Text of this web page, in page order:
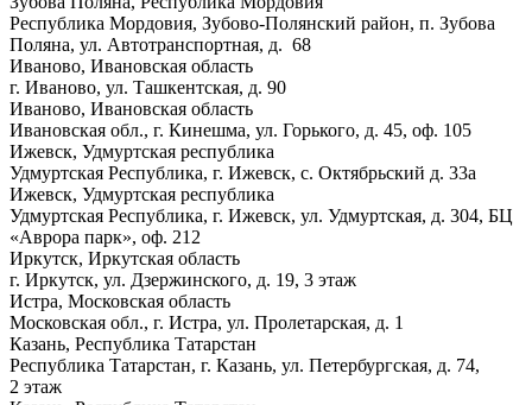
Республика Мордовия, Зубово-Полянский район, п. Зубова
Поляна, ул. Автотранспортная, д. 68
Иваново, Ивановская область
г. Иваново, ул. Ташкентская, д. 90
Иваново, Ивановская область
Ивановская обл., г. Кинешма, ул. Горького, д. 45, оф. 105
Ижевск, Удмуртская республика
Удмуртская Республика, г. Ижевск, с. Октябрьский д. 33а
Ижевск, Удмуртская республика
Удмуртская Республика, г. Ижевск, ул. Удмуртская, д. 304, БЦ
«Аврора парк», оф. 212
Иркутск, Иркутская область
г. Иркутск, ул. Дзержинского, д. 19, 3 этаж
Истра, Московская область
Московская обл., г. Истра, ул. Пролетарская, д. 1
Казань, Республика Татарстан
Республика Татарстан, г. Казань, ул. Петербургская, д. 74,
2 этаж